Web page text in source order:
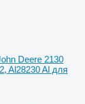
Deere 2130
Al28230 Al для